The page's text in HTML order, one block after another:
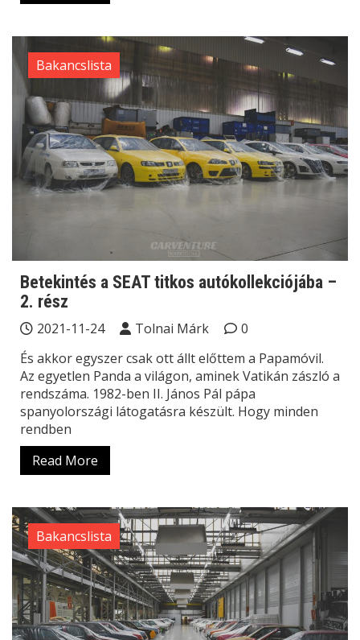
Bakancslista
Betekintés a SEAT titkos autókollekciójába –
2. rész
2021-11-24 Tolnai Márk
0
És akkor egyszer csak ott állt előttem a Papamóvil.
Az egyetlen Panda a világon, aminek Vatikán zászló a
rendszáma. 1982-ben II. János Pál pápa
spanyolországi látogatásra készült. Hogy minden
rendben
Read More
Bakancslista